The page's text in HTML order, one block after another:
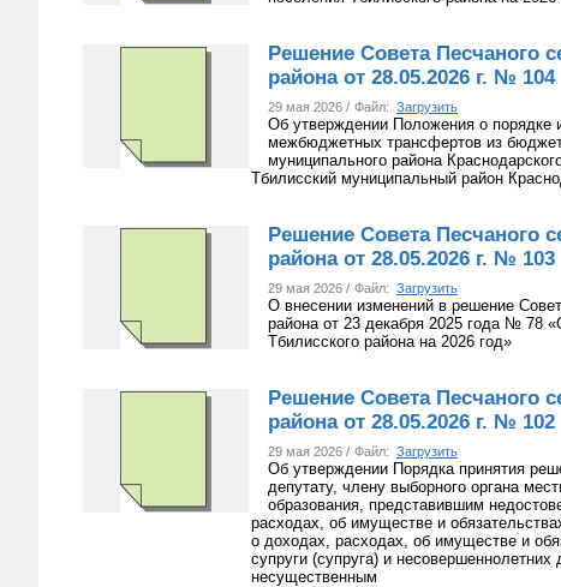
Решение Совета Песчаного
района от 28.05.2026 г. № 104
29 мая 2026 / Файл: Загрузить
Об утверждении Положения о порядке
межбюджетных трансфертов из
муниципального района
Тбилисский муниципальный район
Решение Совета Песчаного
района от 28.05.2026 г. № 103
29 мая 2026 / Файл: Загрузить
О внесении изменений в решение
района от 23 декабря 2025 года № 78
Тбилисского района на 2026 год»
Решение Совета Песчаного
района от 28.05.2026 г. № 102
29 мая 2026 / Файл: Загрузить
Об утверждении Порядка принятия
депутату, члену выборного органа
образования, представившим
расходах, об имуществе и
о доходах, расходах, об имуществе и
супруги (супруга) и
несущественным